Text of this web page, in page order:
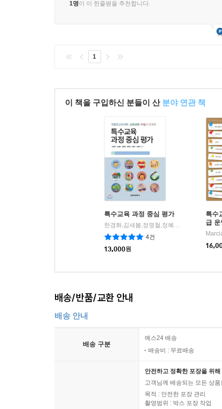
1명이 이 한줄평을 추천합니다.
1
이 책을 구입하신 분들이 산 분야 연관 책
특수교육 과정 중심 평가
한경화,김새봄,정명철,정혜원,김영미,김혜리 공저
4건
13,000원
특수
급
0가지
배송/반품/교환 안내
배송 안내
배송 구분
예스24 배송
배송비 : 무료배송
안전하고 정확한 포장을 위
고객님께 배송되는 모든 상
목적 : 안전한 포장 관리
촬영범위 : 박스 포장 작업